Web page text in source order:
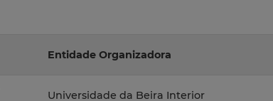
Entidade Organizadora
Universidade da Beira Interior